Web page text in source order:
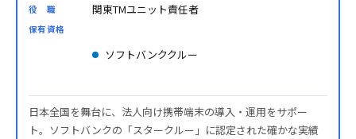
役 職 関東TMユニット責任者
保有資格
ソフトバンククルー
日本全国を舞台に、法人向け携帯端末の導入・運用をサポー
ト。ソフトバンクの「スタークルー」に認定された確かな実績